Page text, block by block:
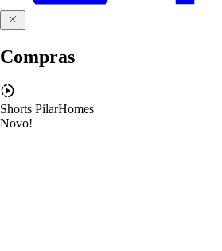
Compras
Shorts PilarHomes
Novo!